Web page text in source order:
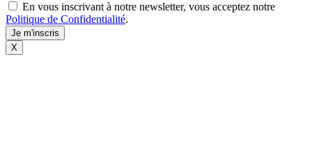
En vous inscrivant à notre newsletter, vous acceptez notre
Politique de Confidentialité.
X